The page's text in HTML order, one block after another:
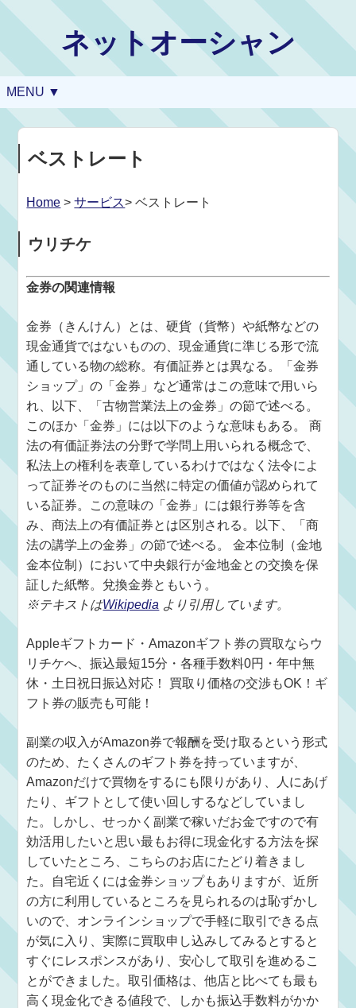
ネットオーシャン
MENU ▼
ベストレート
Home >サービス> ベストレート
ウリチケ
金券の関連情報
金券（きんけん）とは、硬貨（貨幣）や紙幣などの
現金通貨ではないものの、現金通貨に準じる形で流
通している物の総称。有価証券とは異なる。「金券
ショップ」の「金券」など通常はこの意味で用いら
れ、以下、「古物営業法上の金券」の節で述べる。
このほか「金券」には以下のような意味もある。 商
法の有価証券法の分野で学問上用いられる概念で、
私法上の権利を表章しているわけではなく法令によ
って証券そのものに当然に特定の価値が認められて
いる証券。この意味の「金券」には銀行券等を含
み、商法上の有価証券とは区別される。以下、「商
法の講学上の金券」の節で述べる。 金本位制（金地
金本位制）において中央銀行が金地金との交換を保
証した紙幣。兌換金券ともいう。
※テキストはWikipedia より引用しています。
Appleギフトカード・Amazonギフト券の買取ならウ
リチケへ、振込最短15分・各種手数料0円・年中無
休・土日祝日振込対応！ 買取り価格の交渉もOK！ギ
フト券の販売も可能！
副業の収入がAmazon券で報酬を受け取るという形式
のため、たくさんのギフト券を持っていますが、
Amazonだけで買物をするにも限りがあり、人にあげ
たり、ギフトとして使い回しするなどしていまし
た。しかし、せっかく副業で稼いだお金ですので有
効活用したいと思い最もお得に現金化する方法を探
していたところ、こちらのお店にたどり着きまし
た。自宅近くには金券ショップもありますが、近所
の方に利用しているところを見られるのは恥ずかし
いので、オンラインショップで手軽に取引できる点
が気に入り、実際に買取申し込みしてみるとすると
すぐにレスポンスがあり、安心して取引を進めるこ
とができました。取引価格は、他店と比べても最も
高く現金化できる値段で、しかも振込手数料がかか